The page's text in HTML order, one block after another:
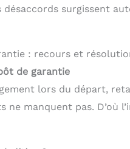
surgissent
: recours et
de garantie
lors du départ,
manquent pas. D’où